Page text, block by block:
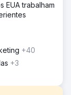
EUA trabalham
+40
+3